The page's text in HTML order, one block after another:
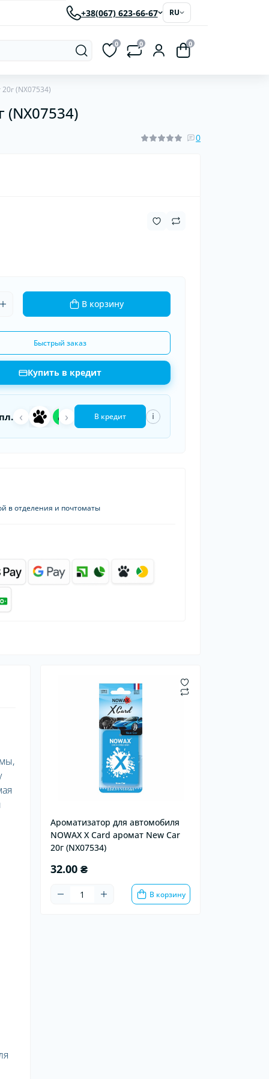
+38(067) 623-66-67 RU
шин
устройства
0 0 0
(NX07534)
(NX07534)
0
В корзину
Быстрый заказ
Купить в кредит
‹ a П
› В кредит i
в отделения и почтоматы
Ароматизатор для автомобиля
NOWAX X Card аромат New Car
20г (NX07534)
32.00 ₴
В корзину